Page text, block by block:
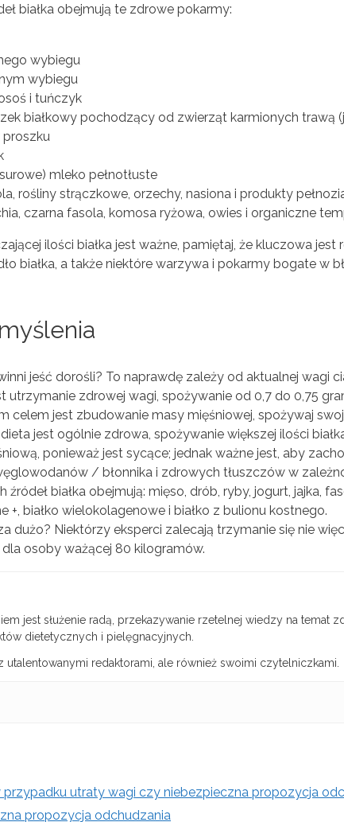
białka obejmują te zdrowe pokarmy:
wybiegu
wybiegu
i tuńczyk
białkowy pochodzący od zwierząt karmionych trawą
proszku
mleko pełnotłuste
rośliny strączkowe, orzechy, nasiona i produkty
czarna fasola, komosa ryżowa, owies i organiczne
ilości białka jest ważne, pamiętaj, że kluczowa
białka, a także niektóre warzywa i pokarmy bogate w
jeść dorośli? To naprawdę zależy od aktualnej wagi
utrzymanie zdrowej wagi, spożywanie od 0,7 do 0,75
celem jest zbudowanie masy mięśniowej, spożywaj
dieta jest ogólnie zdrowa, spożywanie większej ilości
ponieważ jest sycące; jednak ważne jest, aby
/ błonnika i zdrowych tłuszczów w
źródeł białka obejmują: mięso, drób, ryby, jogurt, jajka,
+, białko wielokolagenowe i białko z bulionu kostnego.
dużo? Niektórzy eksperci zalecają trzymanie się nie
osoby ważącej 80 kilogramów.
jest służenie radą, przekazywanie rzetelnej wiedzy na temat
dietetycznych i pielęgnacyjnych.
utalentowanymi redaktorami, ale również swoimi czytelniczkami.
propozycja odchudzania